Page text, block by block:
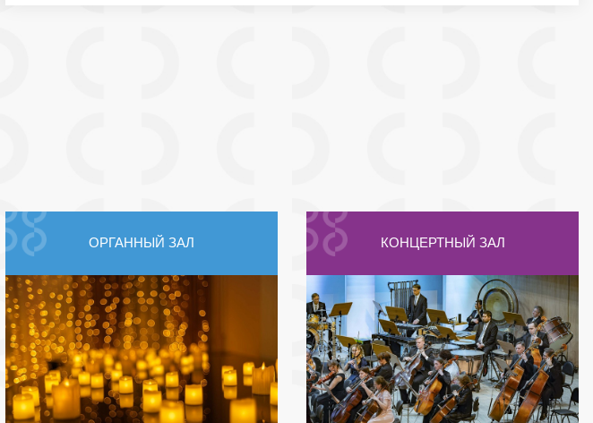
ОРГАННЫЙ ЗАЛ КОНЦЕРТНЫЙ ЗАЛ